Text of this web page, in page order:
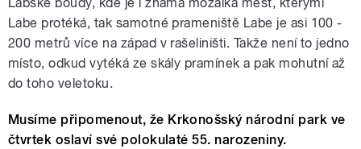
Labe protéká, tak samotné prameniště Labe je asi 100 -
200 metrů více na západ v rašeliništi. Takže není to jedno
místo, odkud vytéká ze skály pramínek a pak mohutní až
do toho veletoku.
Musíme připomenout, že Krkonošský národní park ve
čtvrtek oslaví své polokulaté 55. narozeniny.